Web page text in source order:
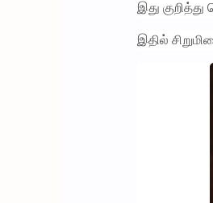
இது
இதில்